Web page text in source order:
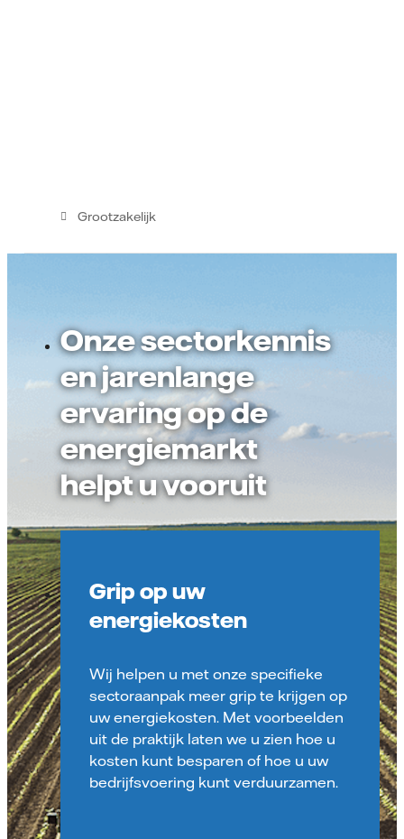
Grootzakelijk
Onze sectorkennis
en jarenlange
ervaring op de
energiemarkt
helpt u vooruit
Grip op uw
energiekosten
Wij helpen u met onze specifieke
sectoraanpak meer grip te krijgen op
uw energiekosten. Met voorbeelden
uit de praktijk laten we u zien hoe u
kosten kunt besparen of hoe u uw
bedrijfsvoering kunt verduurzamen.